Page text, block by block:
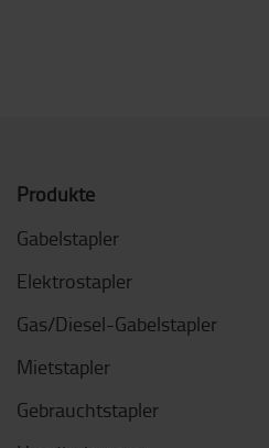
Produkte
Gabelstapler
Elektrostapler
Gas/Diesel-Gabelstapler
Mietstapler
Gebrauchtstapler